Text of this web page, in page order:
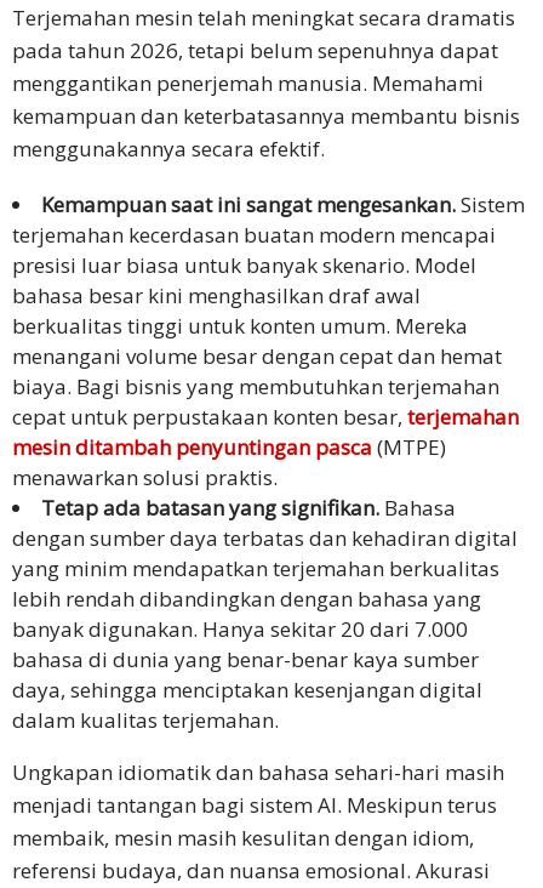
Terjemahan mesin telah meningkat secara dramatis
pada tahun 2026, tetapi belum sepenuhnya dapat
menggantikan penerjemah manusia. Memahami
kemampuan dan keterbatasannya membantu bisnis
menggunakannya secara efektif.
Kemampuan saat ini sangat mengesankan.Sistem
terjemahan kecerdasan buatan modern mencapai
presisi luar biasa untuk banyak skenario. Model
bahasa besar kini menghasilkan draf awal
berkualitas tinggi untuk konten umum. Mereka
menangani volume besar dengan cepat dan hemat
biaya. Bagi bisnis yang membutuhkan terjemahan
cepat untuk perpustakaan konten besar, terjemahan
mesin ditambah penyuntingan pasca (MTPE)
menawarkan solusi praktis.
Tetap ada batasan yang signifikan. Bahasa
dengan sumber daya terbatas dan kehadiran digital
yang minim mendapatkan terjemahan berkualitas
lebih rendah dibandingkan dengan bahasa yang
banyak digunakan. Hanya sekitar 20 dari 7.000
bahasa di dunia yang benar-benar kaya sumber
daya, sehingga menciptakan kesenjangan digital
dalam kualitas terjemahan.
Ungkapan idiomatik dan bahasa sehari-hari masih
menjadi tantangan bagi sistem AI. Meskipun terus
membaik, mesin masih kesulitan dengan idiom,
referensi budaya, dan nuansa emosional. Akurasi